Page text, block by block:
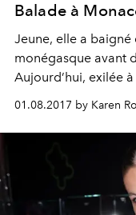
Balade à
Jeune, elle a
monégasque avant
Aujourd’hui, exilée
Monte-Carlo où,
rôles de
scénarios.
01.08.2017 by Karen